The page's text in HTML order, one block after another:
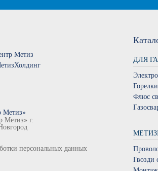
Метиз
г.
персональных данных
ДЛЯ
Флюс
Гвозди